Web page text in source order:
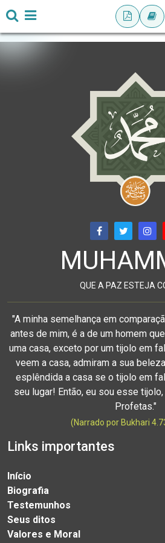
QUE A PAZ ESTEJA
"A minha semelhança em
antes de mim, é a de um homem
uma casa, exceto por um tijolo em
veem a casa, admiram a sua
esplêndida a casa se o tijolo em
seu lugar! Então, eu sou esse
Profetas."
(Narrado por Bukhari
Links importantes
Início
Biografia
Testemunhos
Seus ditos
Valores e Moral